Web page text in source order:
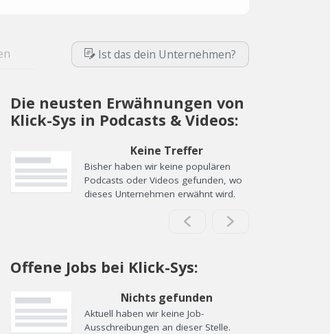
Ist das dein Unternehmen?
Die neusten Erwähnungen von
Klick-Sys in Podcasts & Videos:
Keine Treffer
Bisher haben wir keine populären
Podcasts oder Videos gefunden, wo
dieses Unternehmen erwähnt wird.
Offene Jobs bei Klick-Sys:
Nichts gefunden
Aktuell haben wir keine Job-
Ausschreibungen an dieser Stelle.